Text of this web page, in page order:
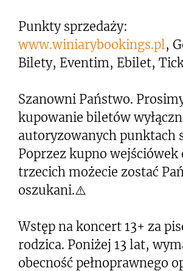
Punkty sprzedaży:
www.winiarybookings.pl,
Bilety, Eventim, Ebilet,
Szanowni Państwo.
kupowanie biletów
autoryzowanych punktach
Poprzez kupno wejściówek
trzecich możecie zostać
oszukani.⚠️
Wstęp na koncert 13+ za
rodzica. Poniżej 13 lat,
obecność pełnoprawnego